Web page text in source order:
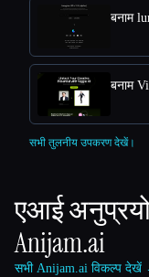
बनाम
सभी तुलनीय उपकरण देखें।
एआई
Anijam.ai
सभी Anijam.ai विकल्प देखें